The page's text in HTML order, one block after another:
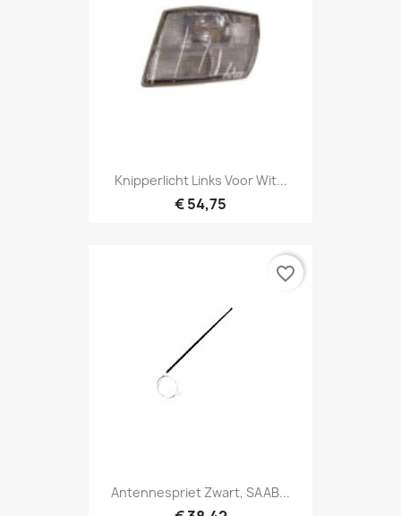
Knipperlicht Links Voor Wit...
€ 54,75
Antennespriet Zwart, SAAB...
favorite_border